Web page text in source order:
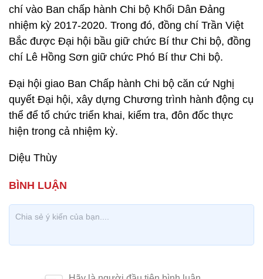
chí vào Ban chấp hành Chi bộ Khối Dân Đảng
nhiệm kỳ 2017-2020. Trong đó, đồng chí Trần Việt
Bắc được Đại hội bầu giữ chức Bí thư Chi bộ, đồng
chí Lê Hồng Sơn giữ chức Phó Bí thư Chi bộ.
Đại hội giao Ban Chấp hành Chi bộ căn cứ Nghị
quyết Đại hội, xây dựng Chương trình hành động cụ
thể để tổ chức triển khai, kiểm tra, đôn đốc thực
hiện trong cả nhiệm kỳ.
Diệu Thùy